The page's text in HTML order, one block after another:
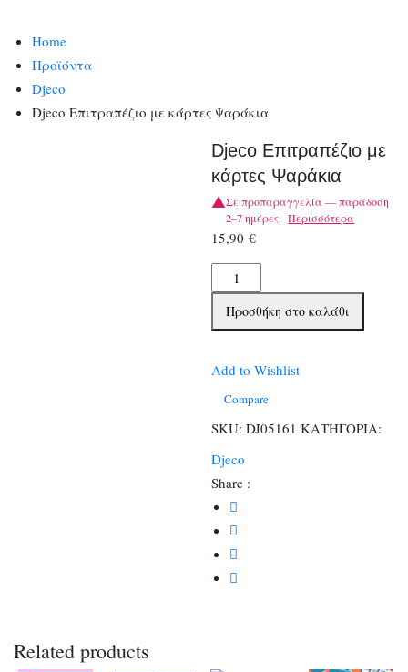
Home
Προϊόντα
Djeco
Djeco Επιτραπέζιο με κάρτες Ψαράκια
Djeco Επιτραπέζιο με
κάρτες Ψαράκια
Σε προπαραγγελία — παράδοση
2–7 ημέρες. Περισσότερα
15,90€
Djeco
Επιτραπέζιο
Ψαράκια
ποσότητα
Προσθήκη στο καλάθι
Add to Wishlist
Compare
SKU: DJ05161 ΚΑΤΗΓΟΡΙΑ:
Djeco
Share :
Related products